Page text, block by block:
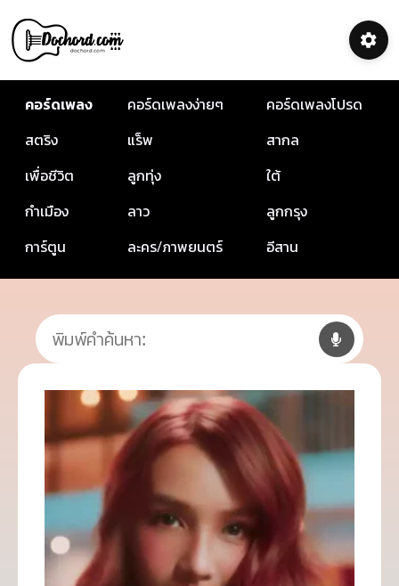
คอร์ดเพลง คอร์ดเพลงง่ายๆ
คอร์ดเพลงโปรด
สตริง
แร็พ
สากล
เพื่อชีวิต
ลูกทุ่ง
ใต้
กำเมือง
ลาว
ลูกกรุง
การ์ตูน
ละคร/ภาพยนตร์ อีสาน